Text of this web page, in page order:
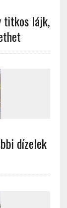
titkos lájk,
dízelek